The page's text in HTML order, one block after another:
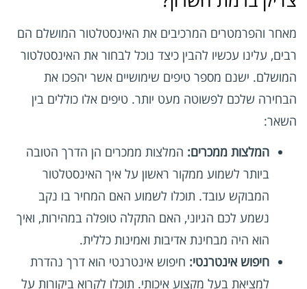
מאחר והפרמטרים המרכיבים את האינסטלטור המושלם הם
רבים, עלינו עכשיו להבין כיצד נוכל לבחור את האינסטלטור
המושלם. ישנם מספר טיפים שימושיים אשר יהפכו את
הבחירה שלכם לפשוטה מעט יותר. טיפים אלו כוללים בין
השאר:
המלצות ממכרים: המלצות ממכרים הן הדרך הטובה
ביותר לשמוע ממקור ראשון על איך האינסטלטור
המבוקש עובד. תוכלו לשמוע האם המחיר בו נקב
נשמע לכם הגיוני, האם התקלה טופלה במהירות, ואיך
הוא היה מבחינת אדיבות ואמינות כללית.
חיפוש אינטרנטי: חיפוש אינטרנטי הוא דרך נהדרת
למציאת בעל מקצוע איכותי. תוכלו לקרוא ביקורות על